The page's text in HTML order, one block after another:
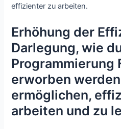
effizienter zu arbeiten.
Erhöhung der
Darlegung, wie
Programmierung
erworben
ermöglichen,
arbeiten und zu